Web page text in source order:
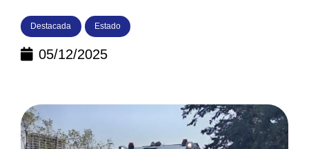
Destacada Estado
05/12/2025